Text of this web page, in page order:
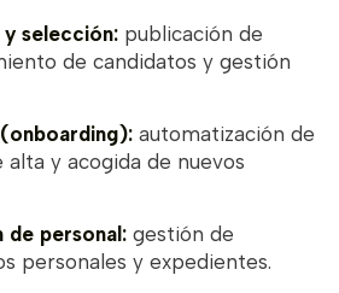
selección: publicación de
de candidatos y gestión
automatización de
alta y acogida de nuevos
de personal: gestión de
personales y expedientes.